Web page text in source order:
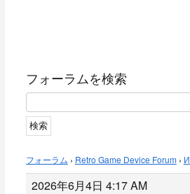
フォーラムを検索
フォーラム › Retro Game Device Forum ›
2026年6月4日 4:17 AM